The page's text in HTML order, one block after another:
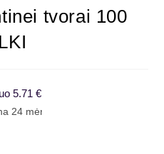
tvorai 100
5.71 €
terminui, metinė palūkanų